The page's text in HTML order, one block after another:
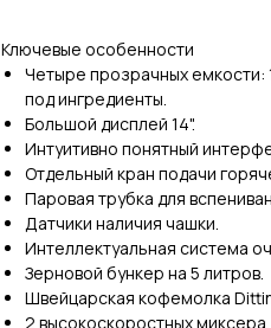
Ключевые особенности
Четыре прозрачных емкости:
под ингредиенты.
Большой дисплей 14".
Интуитивно понятный
Отдельный кран подачи
Паровая трубка для
Датчики наличия чашки.
Интеллектуальная система
Зерновой бункер на 5 литров.
Швейцарская кофемолка
2 высокоскоростных миксера.